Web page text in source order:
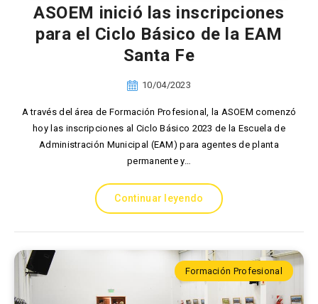
ASOEM inició las inscripciones
para el Ciclo Básico de la EAM
Santa Fe
10/04/2023
A través del área de Formación Profesional, la ASOEM comenzó
hoy las inscripciones al Ciclo Básico 2023 de la Escuela de
Administración Municipal (EAM) para agentes de planta
permanente y…
Continuar leyendo
Formación Profesional